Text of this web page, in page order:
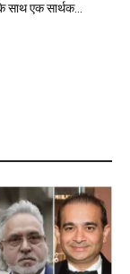
साथ एक सार्थक...